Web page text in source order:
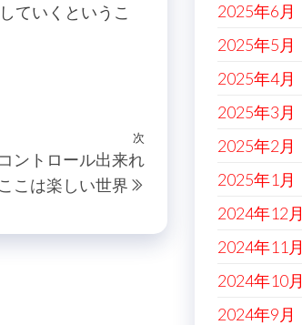
ていくというこ
次
の
次
ントロール出来れ
こは楽しい世界
2025年6月
2025年5月
2025年4月
2025年3月
2025年2月
2025年1月
2024年12月
2024年11月
2024年10月
2024年9月